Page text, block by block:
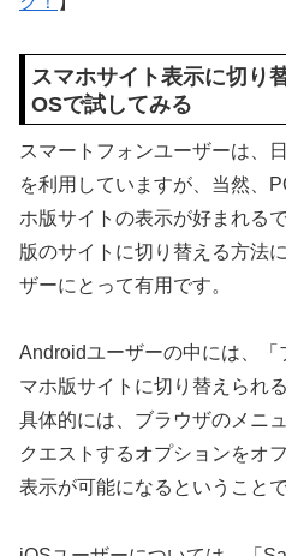
スマホサイト表示に切り
OSで試してみる
スマートフォンユーザーは、
を利用していますが、当然、
ホ版サイトの表示が好まれる
版のサイトに切り替える方法
ザーにとって有用です。
Androidユーザーの中には、「
マホ版サイトに切り替えられ
具体的には、ブラウザのメニ
クエストするオプションをオ
表示が可能になるということで